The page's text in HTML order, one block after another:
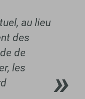
au lieu
des
de
les